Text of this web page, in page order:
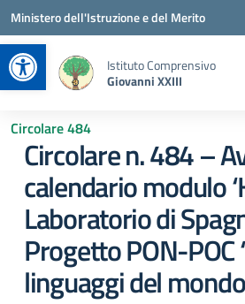
Apri la barra degli
Vai ai contenuti
Vai al menu di navigazione
Vai al footer
Ministero dell'Istruzione e del Merito
Istituto Comprensivo
Giovanni XXIII
Circolare 484
Circolare n. 484 –
calendario modulo
Laboratorio di
Progetto PON-POC
linguaggi del